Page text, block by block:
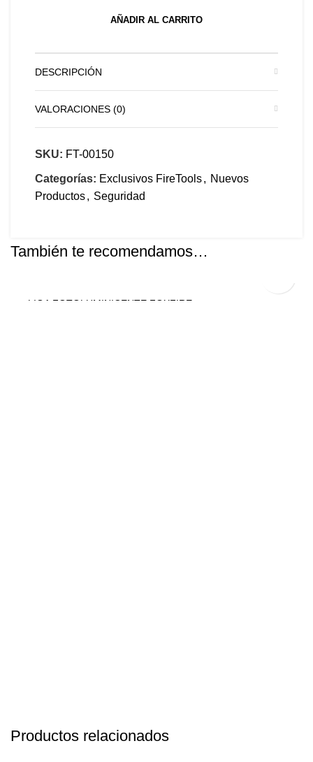
AÑADIR AL CARRITO
DESCRIPCIÓN
VALORACIONES (0)
SKU: FT-00150
Categorías: Exclusivos FireTools, Nuevos
Productos, Seguridad
También te recomendamos…
LIGA FOTOLUMINICENTE FOXFIRE
Productos relacionados
S/69.90